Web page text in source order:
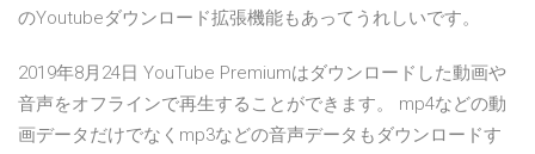
のYoutubeダウンロード拡張機能もあってうれしいです。
2019年8月24日 YouTube Premiumはダウンロードした動画や
音声をオフラインで再生することができます。 mp4などの動
画データだけでなくmp3などの音声データもダウンロードす